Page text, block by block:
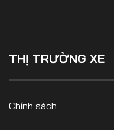
THỊ TRƯỜNG XE
Chính sách